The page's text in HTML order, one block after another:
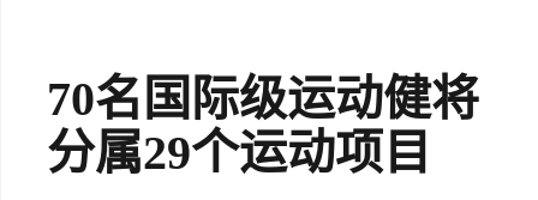
70名国际级运动健将
分属29个运动项目